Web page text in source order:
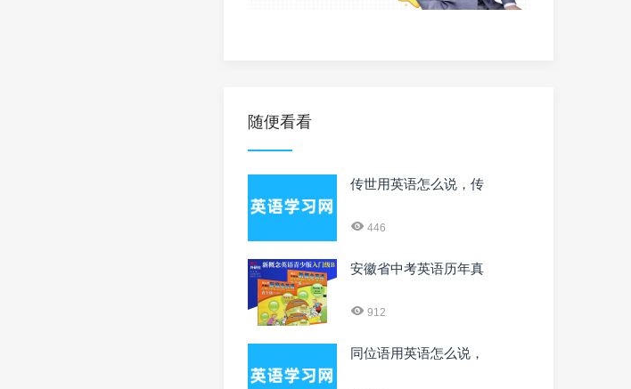
随便看看
传世用英语怎么说，传
446
安徽省中考英语历年真
912
同位语用英语怎么说，